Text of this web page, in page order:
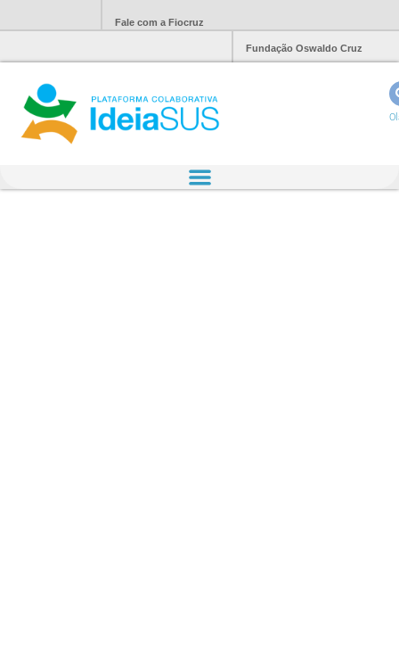
Fale com a Fiocruz
Fundação Oswaldo Cruz